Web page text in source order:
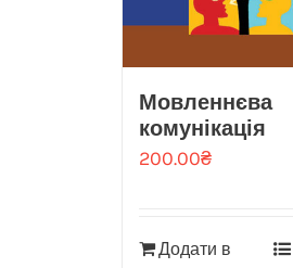
Мовленнєва
комунікація
200.00₴
Додати в